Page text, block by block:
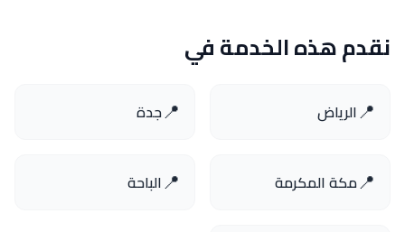
نقدم هذه الخدمة في
📍الرياض 📍جدة
📍مكة المكرمة 📍الباحة